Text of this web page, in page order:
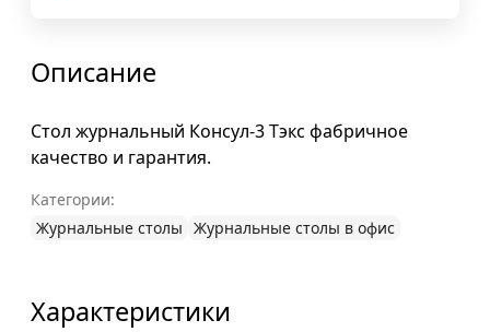
Описание
Стол журнальный Консул-3 Тэкс фабричное
качество и гарантия.
Категории:
Журнальные столы Журнальные столы в офис
Характеристики